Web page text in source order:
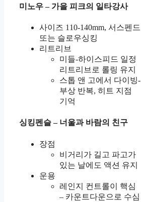
미노우 – 가을 피크의 일타강사
사이즈 110-140mm, 서스펜드
또는 슬로우싱킹
리트리브
미들-하이스피드 일정
리트리브로 롤링 유지
스톱 앤 고에서 다이빙-
부상 반복, 히트 지점
기억
싱킹펜슬 – 너울과 바람의 친구
장점
비거리가 길고 파고가
있는 날에도 액션 유지
운용
레인지 컨트롤이 핵심
– 카운트다운으로 수심